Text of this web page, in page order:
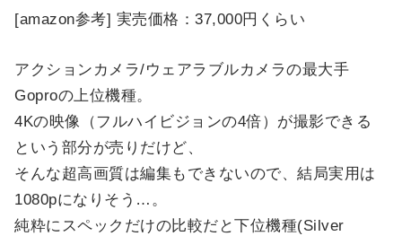
[amazon参考] 実売価格：37,000円くらい
アクションカメラ/ウェアラブルカメラの最大手
Goproの上位機種。
4Kの映像（フルハイビジョンの4倍）が撮影できる
という部分が売りだけど、
そんな超高画質は編集もできないので、結局実用は
1080pになりそう…。
純粋にスペックだけの比較だと下位機種(Silver